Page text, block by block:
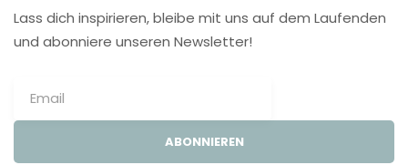
Lass dich inspirieren, bleibe mit uns auf dem Laufenden
und abonniere unseren Newsletter!
ABONNIEREN